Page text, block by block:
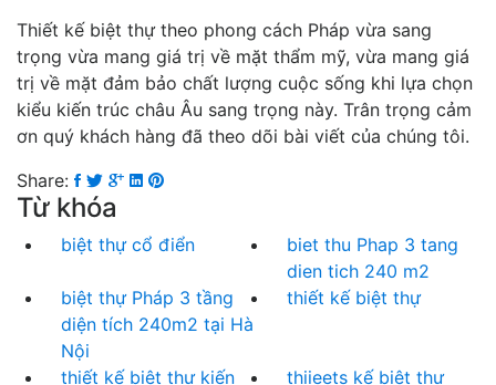
Thiết kế biệt thự theo phong cách Pháp vừa sang
trọng vừa mang giá trị về mặt thẩm mỹ, vừa mang giá
trị về mặt đảm bảo chất lượng cuộc sống khi lựa chọn
kiểu kiến trúc châu Âu sang trọng này. Trân trọng cảm
ơn quý khách hàng đã theo dõi bài viết của chúng tôi.
Share:
Từ khóa
biệt thự cổ điển
biet thu Phap 3 tang
dien tich 240 m2
biệt thự Pháp 3 tầng
diện tích 240m2 tại Hà
Nội
thiết kế biệt thự
thiết kế biệt thự kiến
thiieets kế biệt thự